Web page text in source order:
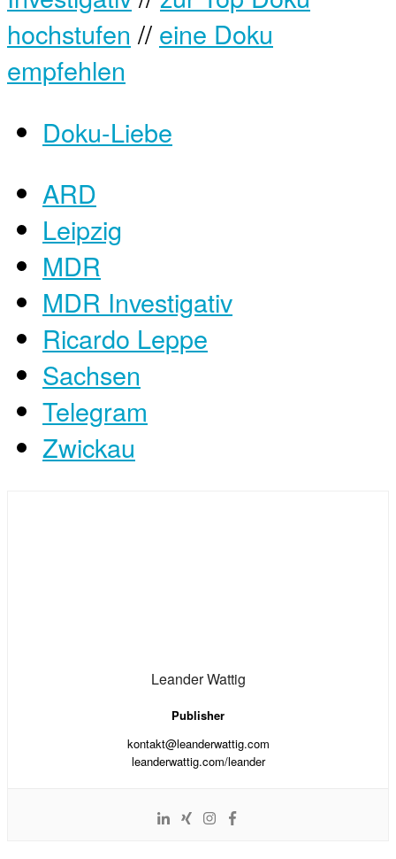
hochstufen // eine Doku
empfehlen
Doku-Liebe
ARD
Leipzig
MDR
MDR Investigativ
Ricardo Leppe
Sachsen
Telegram
Zwickau
Leander Wattig
Publisher
kontakt@leanderwattig.com
leanderwattig.com/leander